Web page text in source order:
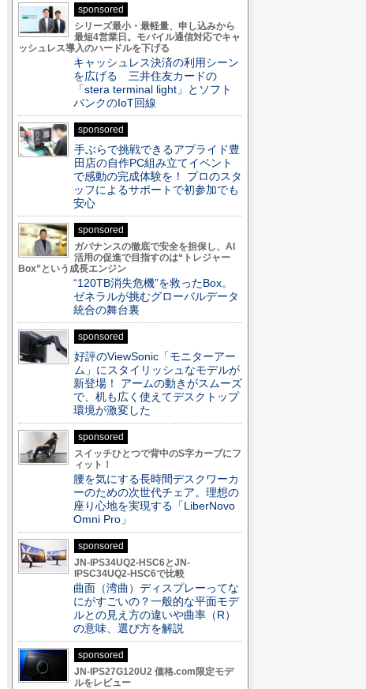
sponsored
シリーズ最小・最軽量、申し込みから
最短4営業日。モバイル通信対応でキャ
ッシュレス導入のハードルを下げる
キャッシュレス決済の利用シーン
を広げる 三井住友カードの
「stera terminal light」とソフト
バンクのIoT回線
sponsored
手ぶらで挑戦できるアプライド豊
田店の自作PC組み立てイベント
で感動の完成体験を！ プロのスタ
ッフによるサポートで初参加でも
安心
sponsored
ガバナンスの徹底で安全を担保し、AI
活用の促進で目指すのは“トレジャー
Box”という成長エンジン
“120TB消失危機”を救ったBox。
ゼネラルが挑むグローバルデータ
統合の舞台裏
sponsored
好評のViewSonic「モニターアー
ム」にスタイリッシュなモデルが
新登場！ アームの動きがスムーズ
で、机も広く使えてデスクトップ
環境が激変した
sponsored
スイッチひとつで背中のS字カーブにフ
ィット！
腰を気にする長時間デスクワーカ
ーのための次世代チェア。理想の
座り心地を実現する「LiberNovo
Omni Pro」
sponsored
JN-IPS34UQ2-HSC6とJN-
IPSC34UQ2-HSC6で比較
曲面（湾曲）ディスプレーってな
にがすごいの？一般的な平面モデ
ルとの見え方の違いや曲率（R）
の意味、選び方を解説
sponsored
JN-IPS27G120U2 価格.com限定モデ
ルをレビュー